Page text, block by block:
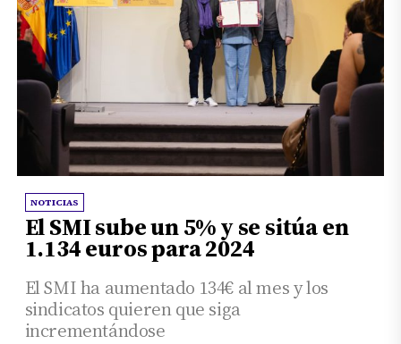
NOTICIAS
El SMI sube un 5% y se sitúa en
1.134 euros para 2024
El SMI ha aumentado 134€ al mes y los
sindicatos quieren que siga
incrementándose